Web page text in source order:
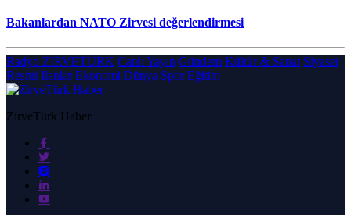
Bakanlardan NATO Zirvesi değerlendirmesi
Radyo ZİRVETÜRK Canlı Yayın Gündem Kültür & Sanat Siyaset
Resmi İlanlar Ekonomi Dünya Spor Eğitim
ZirveTürk Haber